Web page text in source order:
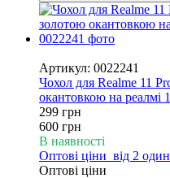
Артикул: 0022241
Чохол для Realme 11
окантовкою на реалмі
299 грн
600 грн
В наявності
Оптові ціни від 2
Оптові ціни